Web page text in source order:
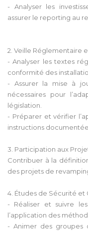
- Analyser les
assurer le reporting au
2. Veille Réglementaire
- Analyser les textes
conformité des
- Assurer la mise à
nécessaires pour
législation.
- Préparer et vérifier
instructions
3. Participation aux
Contribuer à la
des projets de
4. Études de Sécurité et
- Réaliser et suivre
l’application des
- Animer des groupes